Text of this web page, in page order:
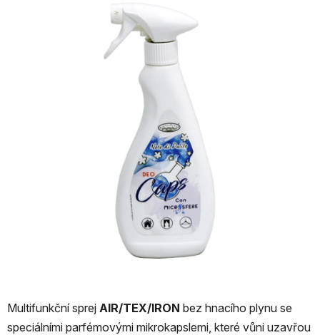
Multifunkční sprej AIR/TEX/IRON bez hnacího plynu se
speciálními parfémovými mikrokapslemi, které vůni uzavřou